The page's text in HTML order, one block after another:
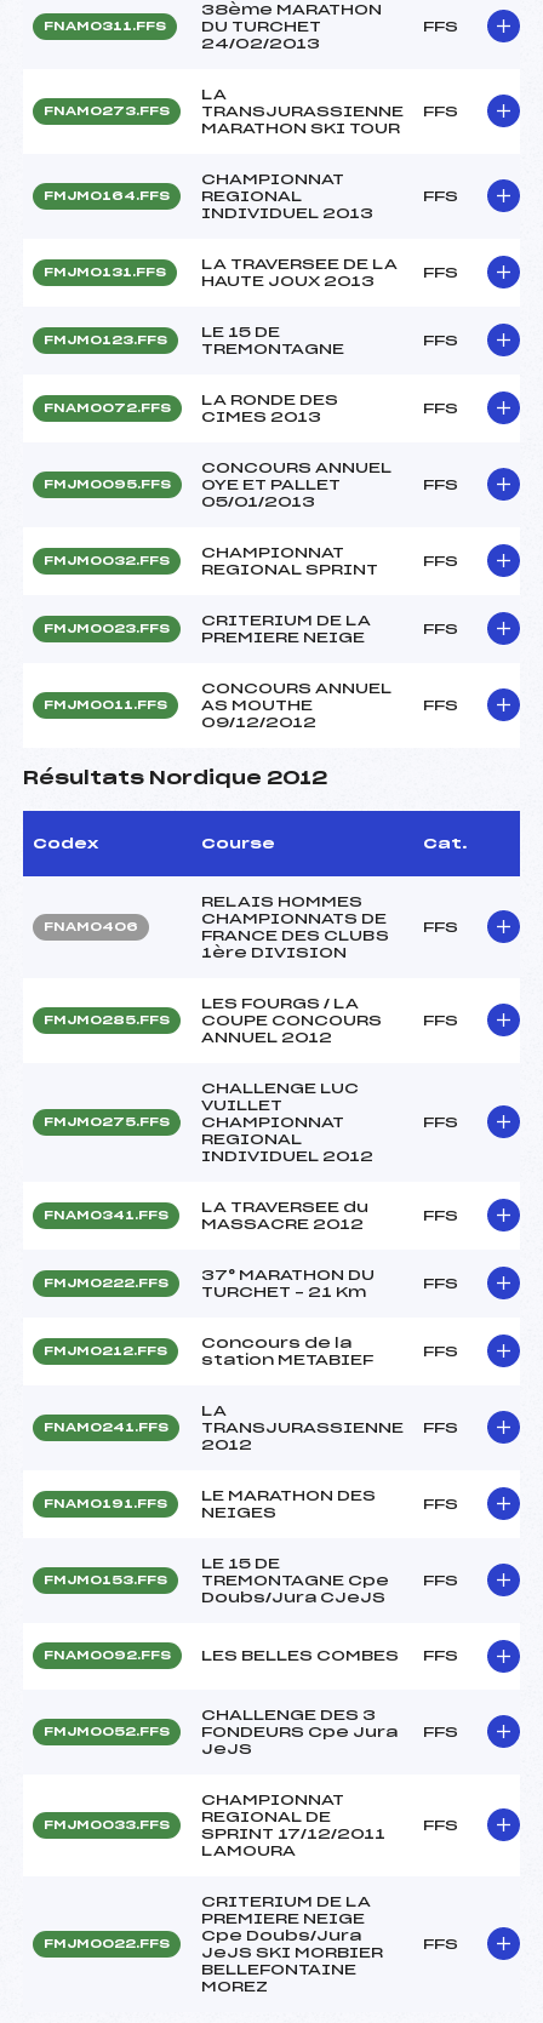
FNAM0311.FFS
38ème MARATHON
DU TURCHET
24/02/2013
FFS
FNAM0273.FFS
LA
TRANSJURASSIENNE
MARATHON SKI TOUR
FFS
FMJM0164.FFS
CHAMPIONNAT
REGIONAL
INDIVIDUEL 2013
FFS
FMJM0131.FFS
LA TRAVERSEE DE LA
HAUTE JOUX 2013
FFS
FMJM0123.FFS
LE 15 DE
TREMONTAGNE
FFS
FNAM0072.FFS
LA RONDE DES
CIMES 2013
FFS
FMJM0095.FFS
CONCOURS ANNUEL
OYE ET PALLET
05/01/2013
FFS
FMJM0032.FFS
CHAMPIONNAT
REGIONAL SPRINT
FFS
FMJM0023.FFS
CRITERIUM DE LA
PREMIERE NEIGE
FFS
FMJM0011.FFS
CONCOURS ANNUEL
AS MOUTHE
09/12/2012
FFS
Résultats Nordique 2012
Codex Course Cat.
FNAM0406
RELAIS HOMMES
CHAMPIONNATS DE
FRANCE DES CLUBS
1ère DIVISION
FFS
FMJM0285.FFS
LES FOURGS / LA
COUPE CONCOURS
ANNUEL 2012
FFS
FMJM0275.FFS
CHALLENGE LUC
VUILLET
CHAMPIONNAT
REGIONAL
INDIVIDUEL 2012
FFS
FNAM0341.FFS
LA TRAVERSEE du
MASSACRE 2012
FFS
FMJM0222.FFS
37° MARATHON DU
TURCHET – 21 Km
FFS
FMJM0212.FFS
Concours de la
station METABIEF
FFS
FNAM0241.FFS
LA
TRANSJURASSIENNE
2012
FFS
FNAM0191.FFS
LE MARATHON DES
NEIGES
FFS
FMJM0153.FFS
LE 15 DE
TREMONTAGNE Cpe
Doubs/Jura CJeJS
FFS
FNAM0092.FFS LES BELLES COMBES FFS
FMJM0052.FFS
CHALLENGE DES 3
FONDEURS Cpe Jura
JeJS
FFS
FMJM0033.FFS
CHAMPIONNAT
REGIONAL DE
SPRINT 17/12/2011
LAMOURA
FFS
FMJM0022.FFS
CRITERIUM DE LA
PREMIERE NEIGE
Cpe Doubs/Jura
JeJS SKI MORBIER
BELLEFONTAINE
MOREZ
FFS